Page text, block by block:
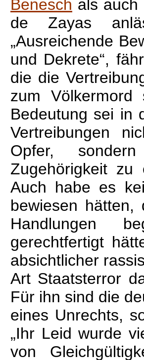
Benesch als auch
de Zayas
„Ausreichende
und Dekrete“,
die die
zum Völkermord
Bedeutung sei in
Vertreibungen
Opfer,
Zugehörigkeit zu
Auch habe es
bewiesen hätten,
Handlungen
gerechtfertigt
absichtlicher
Art Staatsterror
Für ihn sind die
eines Unrechts,
„Ihr Leid wurde
von